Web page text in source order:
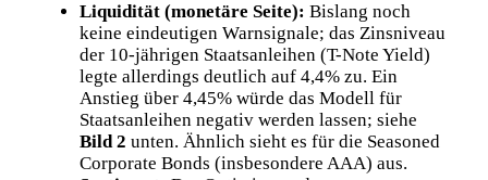
Liquidität (monetäre Seite): Bislang noch
keine eindeutigen Warnsignale; das Zinsniveau
der 10-jährigen Staatsanleihen (T-Note Yield)
legte allerdings deutlich auf 4,4% zu. Ein
Anstieg über 4,45% würde das Modell für
Staatsanleihen negativ werden lassen; siehe
Bild 2 unten. Ähnlich sieht es für die Seasoned
Corporate Bonds (insbesondere AAA) aus.